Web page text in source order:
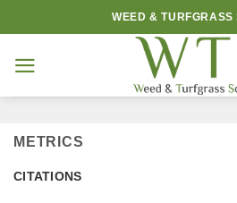
to
content
WEED & TURFGRASS
METRICS
CITATIONS